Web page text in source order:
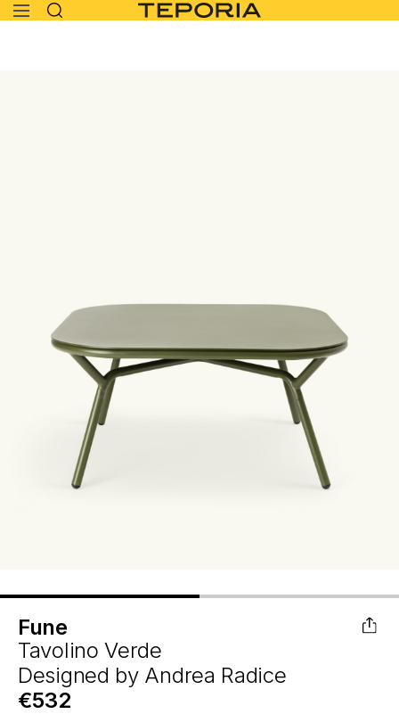
Fune
Tavolino Verde
Designed by Andrea Radice
€532